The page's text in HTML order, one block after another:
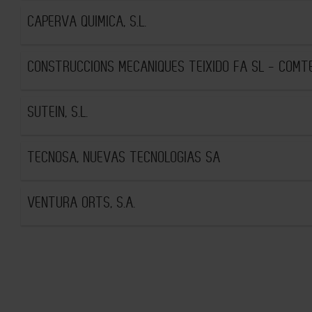
CAPERVA QUIMICA, S.L.
CONSTRUCCIONS MECANIQUES TEIXIDO FA SL -
SUTEIN, S.L.
TECNOSA, NUEVAS TECNOLOGIAS SA
VENTURA ORTS, S.A.